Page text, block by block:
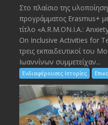
Στο πλαίσιο της
προγράμματος Erasmus+
τίτλο «A.R.M.ON.I.A.:
On Inclusive Activities for
τρεις εκπαιδευτικοί του
Ιωαννίνων συμμετείχαν...
Ενδιαφέρουσες Ιστορίες